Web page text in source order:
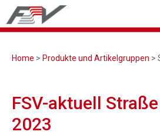
Home > Produkte und Artikelgruppen >
FSV-aktuell
2023